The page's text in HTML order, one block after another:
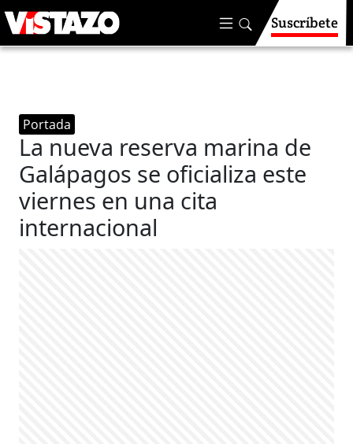
Suscríbete
Portada
La nueva reserva marina de
Galápagos se oficializa este
viernes en una cita
internacional